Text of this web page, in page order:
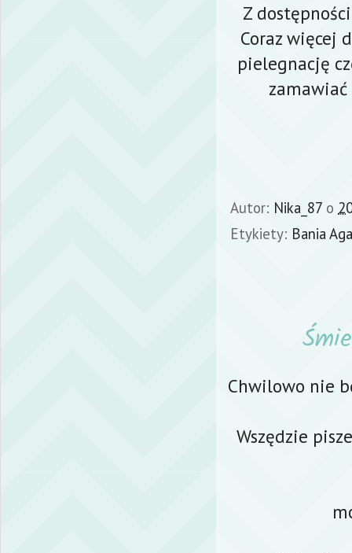
Z
Coraz więcej
pielegnację
Autor: Nika_87 o
Etykiety: Bania
Chwilowo nie
Wszędzie